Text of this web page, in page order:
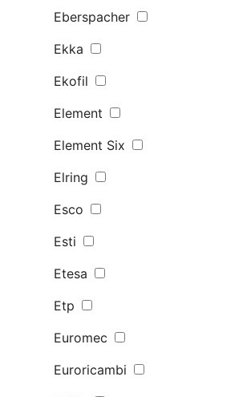
Eberspacher
Ekka
Ekofil
Element
Element Six
Elring
Esco
Esti
Etesa
Etp
Euromec
Euroricambi